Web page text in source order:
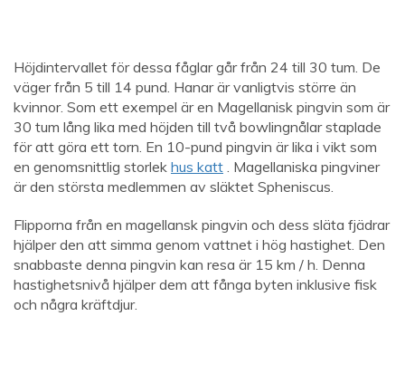
Höjdintervallet för dessa fåglar går från 24 till 30 tum. De
väger från 5 till 14 pund. Hanar är vanligtvis större än
kvinnor. Som ett exempel är en Magellanisk pingvin som är
30 tum lång lika med höjden till två bowlingnålar staplade
för att göra ett torn. En 10-pund pingvin är lika i vikt som
en genomsnittlig storlek hus katt . Magellaniska pingviner
är den största medlemmen av släktet Spheniscus.
Flipporna från en magellansk pingvin och dess släta fjädrar
hjälper den att simma genom vattnet i hög hastighet. Den
snabbaste denna pingvin kan resa är 15 km / h. Denna
hastighetsnivå hjälper dem att fånga byten inklusive fisk
och några kräftdjur.